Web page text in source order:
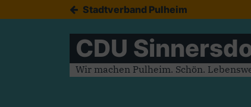
Stadtverband Pulheim
CDU
Wir machen Pulheim. Schön.